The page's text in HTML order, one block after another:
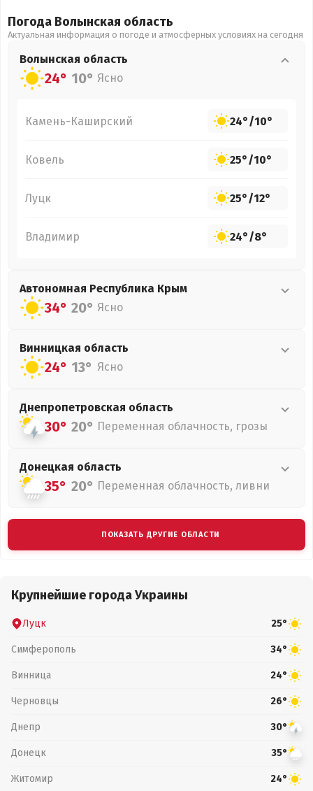
Погода Волынская область
Актуальная информация о погоде и атмосферных условиях на сегодня
Волынская область
24° 10° Ясно
Камень-Каширский 24°/10°
Ковель 25°/10°
Луцк 25°/12°
Владимир 24°/8°
Автономная Республика Крым
34° 20° Ясно
Винницкая область
24° 13° Ясно
Днепропетровская область
30° 20° Переменная облачность, грозы
Донецкая область
35° 20° Переменная облачность, ливни
ПОКАЗАТЬ ДРУГИЕ ОБЛАСТИ
Крупнейшие города Украины
Луцк 25°
Симферополь 34°
Винница 24°
Черновцы 26°
Днепр 30°
Донецк 35°
Житомир 24°